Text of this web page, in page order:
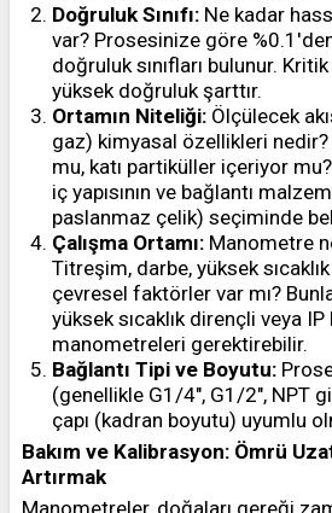
Doğruluk Sınıfı: Ne kadar
var? Prosesinize göre
doğruluk sınıfları bulunur.
yüksek doğruluk şarttır.
Ortamın Niteliği: Ölçülecek
gaz) kimyasal özellikleri
mu, katı partiküller içeriyor
iç yapısının ve bağlantı
paslanmaz çelik) seçiminde
Çalışma Ortamı: Manometre
Titreşim, darbe, yüksek
çevresel faktörler var mı?
yüksek sıcaklık dirençli veya IP
manometreleri gerektirebilir.
Bağlantı Tipi ve Boyutu:
(genellikle G1/4", G1/2", NPT
çapı (kadran boyutu) uyumlu
Bakım ve Kalibrasyon: Ömrü
Artırmak
Manometreler, doğaları gereği